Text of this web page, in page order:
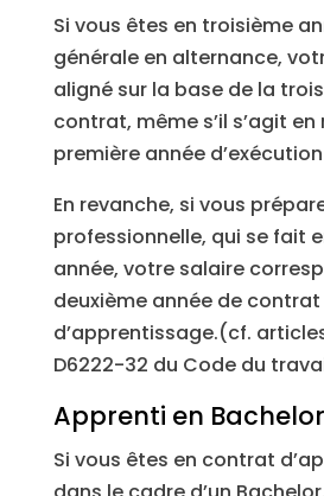
Si vous êtes en troisième
générale en alternance,
aligné sur la base de la
contrat, même s’il s’agit
première année
En revanche, si vous
professionnelle, qui se fait
année, votre salaire
deuxième année de contrat
d’apprentissage.(cf.
D6222-32 du Code du
Apprenti en Bachelor
Si vous êtes en contrat